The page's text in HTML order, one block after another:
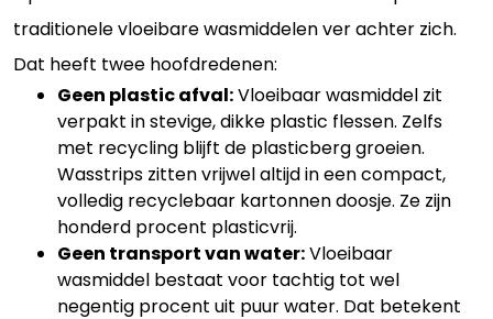
traditionele vloeibare wasmiddelen ver achter zich.
Dat heeft twee hoofdredenen:
Geen plastic afval:Vloeibaar wasmiddel zit
verpakt in stevige, dikke plastic flessen. Zelfs
met recycling blijft de plasticberg groeien.
Wasstrips zitten vrijwel altijd in een compact,
volledig recyclebaar kartonnen doosje. Ze zijn
honderd procent plasticvrij.
Geen transport van water:Vloeibaar
wasmiddel bestaat voor tachtig tot wel
negentig procent uit puur water. Dat betekent